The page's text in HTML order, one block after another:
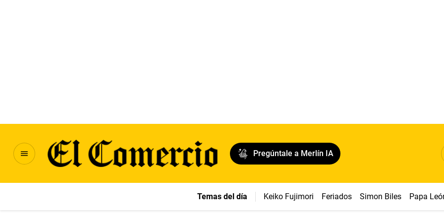
Pregúntale a Merlín IA
Temas del día Keiko Fujimori Feriados Simon Biles Papa